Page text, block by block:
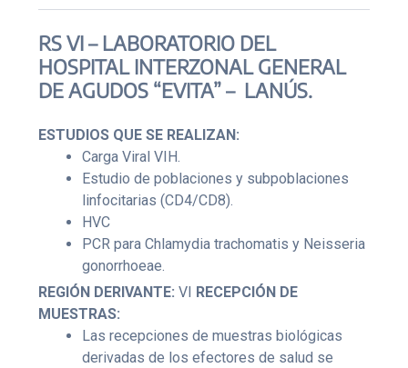
RS VI – LABORATORIO DEL
HOSPITAL INTERZONAL GENERAL
DE AGUDOS “EVITA” – LANÚS.
ESTUDIOS QUE SE REALIZAN:
Carga Viral VIH.
Estudio de poblaciones y subpoblaciones
linfocitarias (CD4/CD8).
HVC
PCR para Chlamydia trachomatis y Neisseria
gonorrhoeae.
REGIÓN DERIVANTE: VI
RECEPCIÓN DE
MUESTRAS:
Las recepciones de muestras biológicas
derivadas de los efectores de salud se